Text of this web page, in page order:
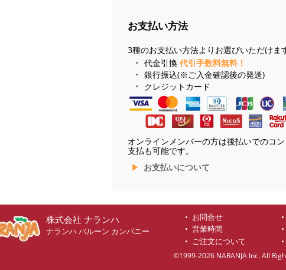
お支払い方法
3種のお支払い方法よりお選びいただけま
代金引換 代引手数料無料！
銀行振込(※ご入金確認後の発送)
クレジットカード
オンラインメンバーの方は後払いでのコ
支払も可能です。
お支払いについて
株式会社 ナランハ
ナランハ バルーン カンパニー
お問合せ
営業時間
ご注文について
©1999-2026 NARANJA Inc. All